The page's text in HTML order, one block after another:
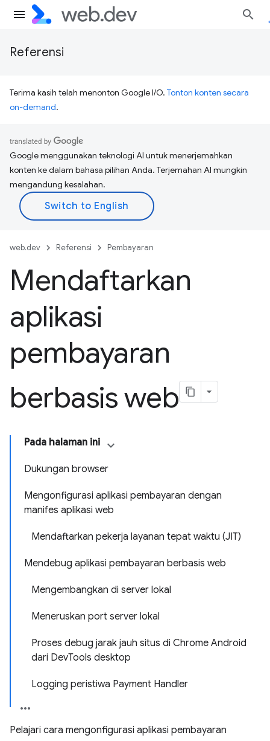
Referensi
Terima kasih telah menonton Google I/O. Tonton konten secara
on-demand.
Google menggunakan teknologi AI untuk menerjemahkan
konten ke dalam bahasa pilihan Anda. Terjemahan AI mungkin
mengandung kesalahan.
web.dev Referensi Pembayaran
Mendaftarkan
aplikasi
pembayaran
berbasis web
Pada halaman ini
Dukungan browser
Mengonfigurasi aplikasi pembayaran dengan
manifes aplikasi web
Mendaftarkan pekerja layanan tepat waktu (JIT)
Mendebug aplikasi pembayaran berbasis web
Mengembangkan di server lokal
Meneruskan port server lokal
Proses debug jarak jauh situs di Chrome Android
dari DevTools desktop
Logging peristiwa Payment Handler
Pelajari cara mengonfigurasi aplikasi pembayaran